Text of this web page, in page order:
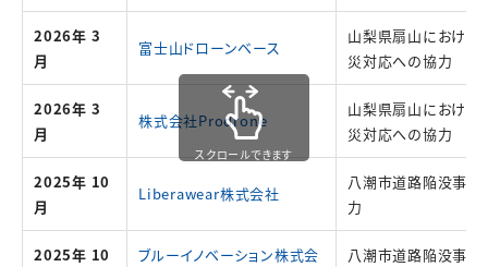
2026年 3
月
富士山ドローンベース
山梨県扇山における
災対応への協力
2026年 3
月
株式会社Prodrone
山梨県扇山における
災対応への協力
2025年 10
月
Liberawear株式会社
八潮市道路陥没事故
力
2025年 10
ブルーイノベーション株式会
八潮市道路陥没事故
スクロールできます